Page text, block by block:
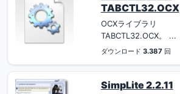
TABCTL32.OCX
OCXライブラリ
TABCTL32.OCX。 ...
ダウンロード 3.387回
SimpLite 2.2.11